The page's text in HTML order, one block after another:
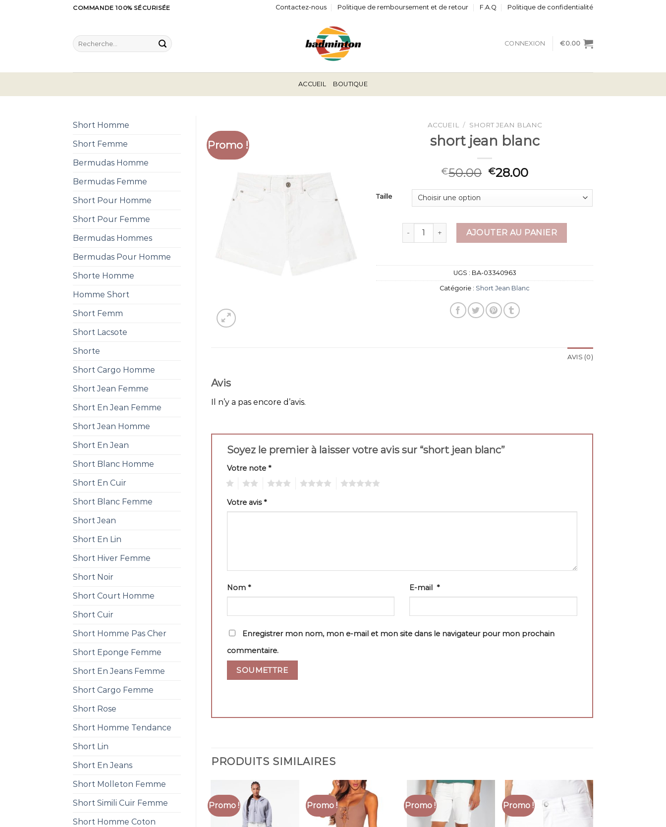
COMMANDE 100% SÉCURISÉE Contactez-nous Politique de remboursement et de retour F.A.Q Politique de confidentialité
Recherche
pour :
CONNEXION €0.00
ACCUEIL BOUTIQUE
Short Homme
Short Femme
Bermudas Homme
Bermudas Femme
Short Pour Homme
Short Pour Femme
Bermudas Hommes
Bermudas Pour Homme
Shorte Homme
Homme Short
Short Femm
Short Lacsote
Shorte
Short Cargo Homme
Short Jean Femme
Short En Jean Femme
Short Jean Homme
Short En Jean
Short Blanc Homme
Short En Cuir
Short Blanc Femme
Short Jean
Short En Lin
Short Hiver Femme
Short Noir
Short Court Homme
Short Cuir
Short Homme Pas Cher
Short Eponge Femme
Short En Jeans Femme
Short Cargo Femme
Short Rose
Short Homme Tendance
Short Lin
Short En Jeans
Short Molleton Femme
Short Simili Cuir Femme
Short Homme Coton
Promo !
ACCUEIL / SHORT JEAN BLANC
short jean blanc
€50.00 €28.00
Taille
quantité de short jean blancAJOUTER AU PANIER
UGS : BA-03340963
Catégorie : Short Jean Blanc
AVIS (0)
Avis
Il n’y a pas encore d’avis.
Soyez le premier à laisser votre avis sur “short jean blanc”
Votre note *
Votre avis*
Nom * E-mail*
Enregistrer mon nom, mon e-mail et mon site dans le navigateur pour mon prochain
commentaire.
PRODUITS SIMILAIRES
Promo ! Promo ! Promo ! Promo !